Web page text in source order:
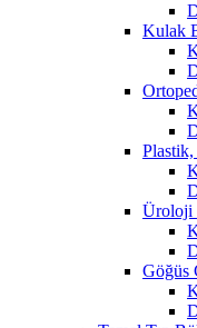
Kulak
Üroloji
Göğüs